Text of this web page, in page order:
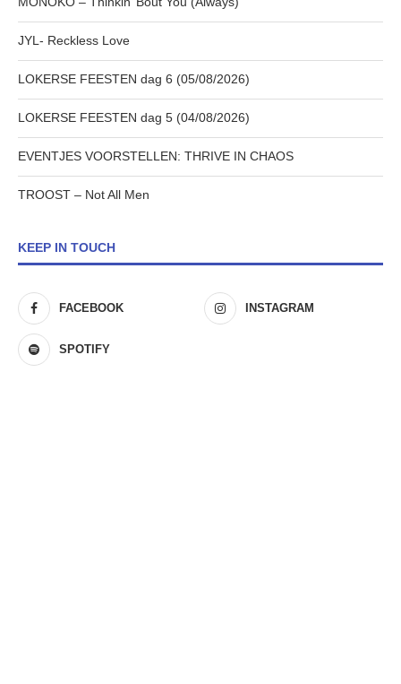
JYL- Reckless Love
LOKERSE FEESTEN dag 6 (05/08/2026)
LOKERSE FEESTEN dag 5 (04/08/2026)
EVENTJES VOORSTELLEN: THRIVE IN CHAOS
TROOST – Not All Men
KEEP IN TOUCH
FACEBOOK INSTAGRAM
SPOTIFY